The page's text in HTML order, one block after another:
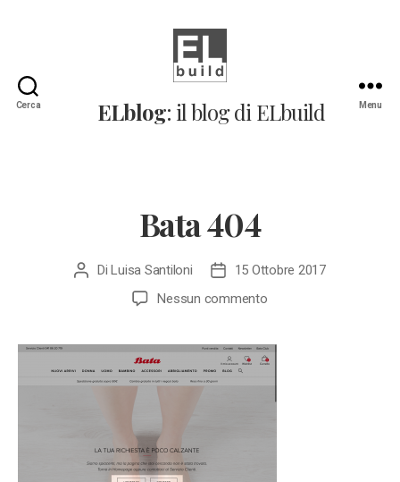
Cerca
Il
blog
ELblog: il blog di ELbuild Menu
Bata 404
Autore
DiLuisa Santiloni
Data
dell'articolo
15 Ottobre 2017
Nessun commentosu